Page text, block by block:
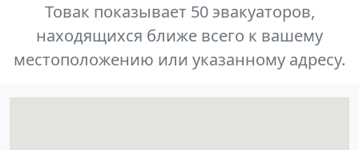
Товак показывает 50 эвакуаторов,
находящихся ближе всего к вашему
местоположению или указанному адресу.